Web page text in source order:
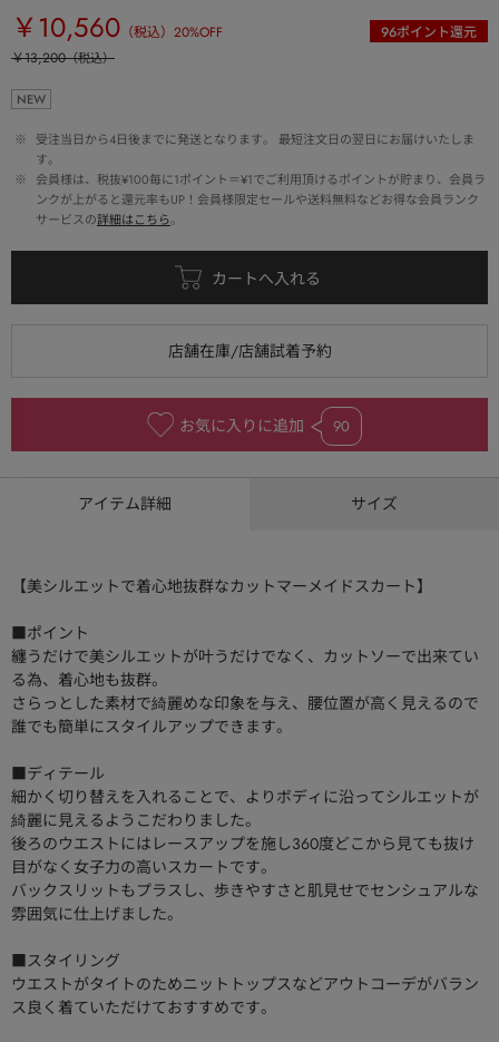
￥10,560 （税込） 20%OFF 96ポイント還元
￥13,200（税込）
NEW
※
受注当日から4日後までに発送となります。 最短注文日の翌日にお届けいたしま
す。
※
会員様は、税抜¥100毎に1ポイント＝¥1でご利用頂けるポイントが貯まり、会員ラ
ンクが上がると還元率もUP！会員様限定セールや送料無料などお得な会員ランク
サービスの詳細はこちら。
お気に入りに追加 90
アイテム詳細 サイズ
【美シルエットで着心地抜群なカットマーメイドスカート】
■ポイント
纏うだけで美シルエットが叶うだけでなく、カットソーで出来てい
る為、着心地も抜群。
さらっとした素材で綺麗めな印象を与え、腰位置が高く見えるので
誰でも簡単にスタイルアップできます。
■ディテール
細かく切り替えを入れることで、よりボディに沿ってシルエットが
綺麗に見えるようこだわりました。
後ろのウエストにはレースアップを施し360度どこから見ても抜け
目がなく女子力の高いスカートです。
バックスリットもプラスし、歩きやすさと肌見せでセンシュアルな
雰囲気に仕上げました。
■スタイリング
ウエストがタイトのためニットトップスなどアウトコーデがバラン
ス良く着ていただけておすすめです。